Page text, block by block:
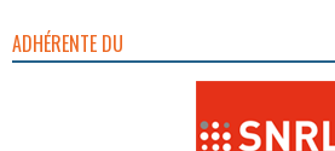
ADHÉRENTE DU